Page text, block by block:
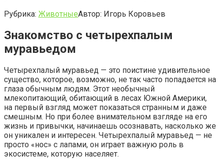
Рубрика: ЖивотныеАвтор: Игорь Коровьев
Знакомство с четырехпалым
муравьедом
Четырехпалый муравьед — это поистине удивительное
существо, которое, возможно, не так часто попадается на
глаза обычным людям. Этот необычный
млекопитающий, обитающий в лесах Южной Америки,
на первый взгляд может показаться странным и даже
смешным. Но при более внимательном взгляде на его
жизнь и привычки, начинаешь осознавать, насколько же
он уникален и интересен. Четырехпалый муравьед — не
просто «нос» с лапами, он играет важную роль в
экосистеме, которую населяет.